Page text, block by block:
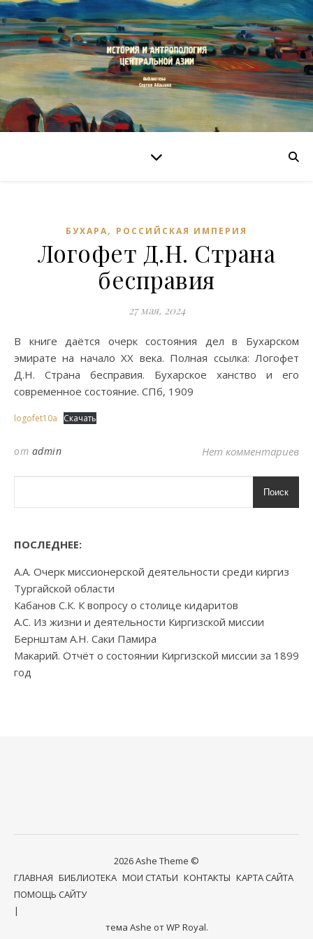
БУХАРА, РОССИЙСКАЯ ИМПЕРИЯ
Логофет Д.Н. Страна
бесправия
27 мая, 2024
В книге даётся очерк состояния дел в Бухарском
эмирате на начало XX века. Полная ссылка: Логофет
Д.Н. Страна бесправия. Бухарское ханство и его
современное состояние. СПб, 1909
logofet10a Скачать
от admin Нет комментариев
Поиск
ПОСЛЕДНЕЕ:
А.А. Очерк миссионерской деятельности среди киргиз
Тургайской области
Кабанов С.К. К вопросу о столице кидаритов
А.С. Из жизни и деятельности Киргизской миссии
Бернштам А.Н. Саки Памира
Макарий. Отчёт о состоянии Киргизской миссии за 1899
год
2026 Ashe Theme ©
ГЛАВНАЯ БИБЛИОТЕКА МОИ СТАТЬИ КОНТАКТЫ КАРТА САЙТА
ПОМОЩЬ САЙТУ
тема Ashe отWP Royal.